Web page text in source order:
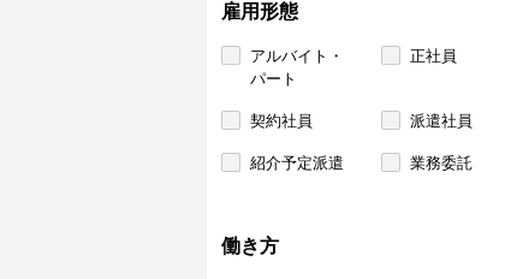
雇用形態
アルバイト・
パート
正社員
契約社員 派遣社員
紹介予定派遣 業務委託
働き方